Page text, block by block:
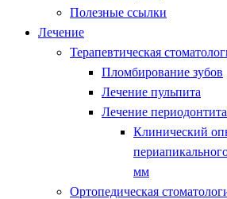
Полезные ссылки
Лечение
Терапевтическая
Пломбирование зубов
Лечение пульпита
Лечение периодонтита
Клинический
мм
Ортопедическая